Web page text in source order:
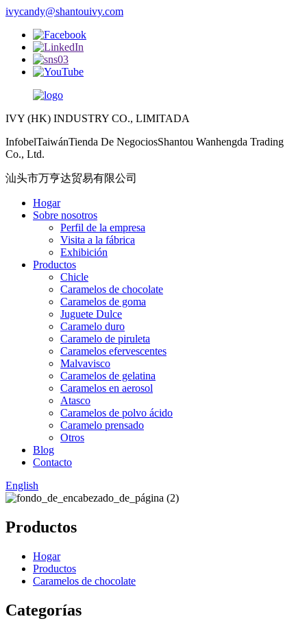
ivycandy@shantouivy.com
IVY (HK) INDUSTRY CO., LIMITADA
InfobelTaiwánTienda De NegociosShantou Wanhengda Trading
Co., Ltd.
汕头市万亨达贸易有限公司
Hogar
Sobre nosotros
Perfil de la empresa
Visita a la fábrica
Exhibición
Productos
Chicle
Caramelos de chocolate
Caramelos de goma
Juguete Dulce
Caramelo duro
Caramelo de piruleta
Caramelos efervescentes
Malvavisco
Caramelos de gelatina
Caramelos en aerosol
Atasco
Caramelos de polvo ácido
Caramelo prensado
Otros
Blog
Contacto
English
Productos
Hogar
Productos
Caramelos de chocolate
Categorías